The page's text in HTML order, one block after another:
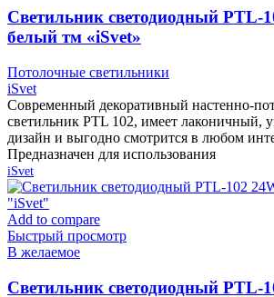
Cветильник светодиодный PTL-
белый тм «iSvet»
Потолочные светильники
iSvet
Современный декоративный настенно-
светильник PTL 102, имеет лаконичный,
дизайн и выгодно смотрится в любом
Предназначен для использования
iSvet
Add to compare
Быстрый просмотр
В желаемое
Cветильник светодиодный PTL-